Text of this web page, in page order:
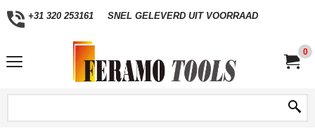
+31 320 253161 SNEL GELEVERD UIT VOORRAAD
0